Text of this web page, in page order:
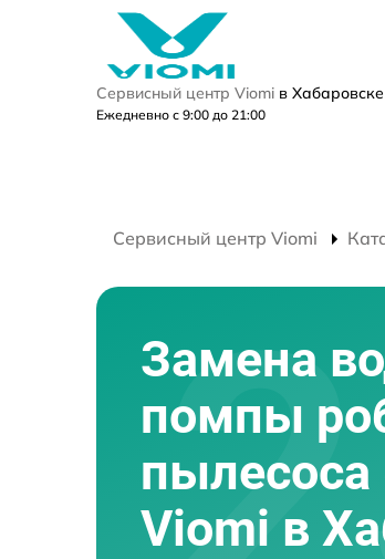
Сервисный центр Viomi в Хабаровске
Ежедневно с 9:00 до 21:00
Сервисный центр Viomi
Замена
помпы
пылесоса
Viomi в